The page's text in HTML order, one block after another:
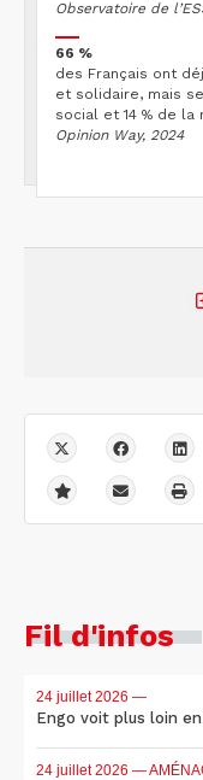
Observatoire de
66 %
des Français ont
et solidaire, mais
social et 14 % de la
Opinion Way, 2024
Fil d'infos
24 juillet 2026 —
Engo voit plus loin
24 juillet 2026 —